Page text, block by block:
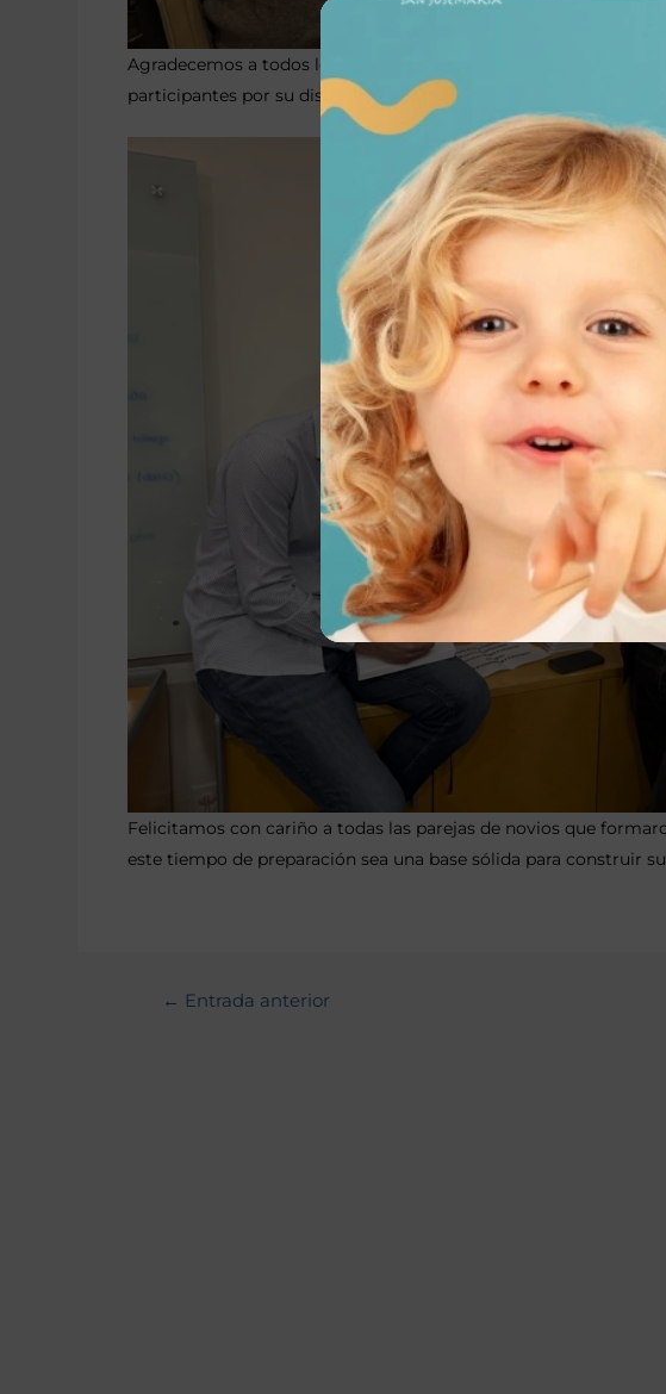
Agradecemos a todos los ponentes y colaboradores que
participantes por su disposición y entusiasmo.
Felicitamos con cariño a todas las parejas de novios que
este tiempo de preparación sea una base sólida para construir
← Entrada anterior